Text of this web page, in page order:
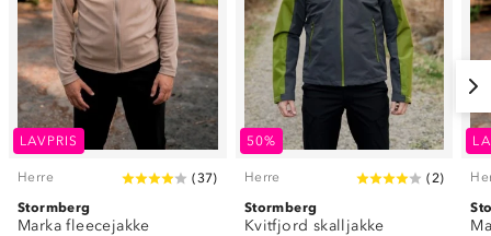
LAVPRIS
Herre (37)
Stormberg
Marka fleecejakke
50%
Herre ( 2)
Stormberg
Kvitfjord skalljakke